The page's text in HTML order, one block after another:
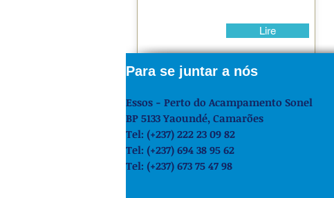
Lire
Para se juntar a nós
Essos - Perto do Acampamento Sonel
BP 5133 Yaoundé, Camarões
Tel: (+237) 222 23 09 82
Tel: (+237) 694 38 95 62
Tel: (+237) 673 75 47 98